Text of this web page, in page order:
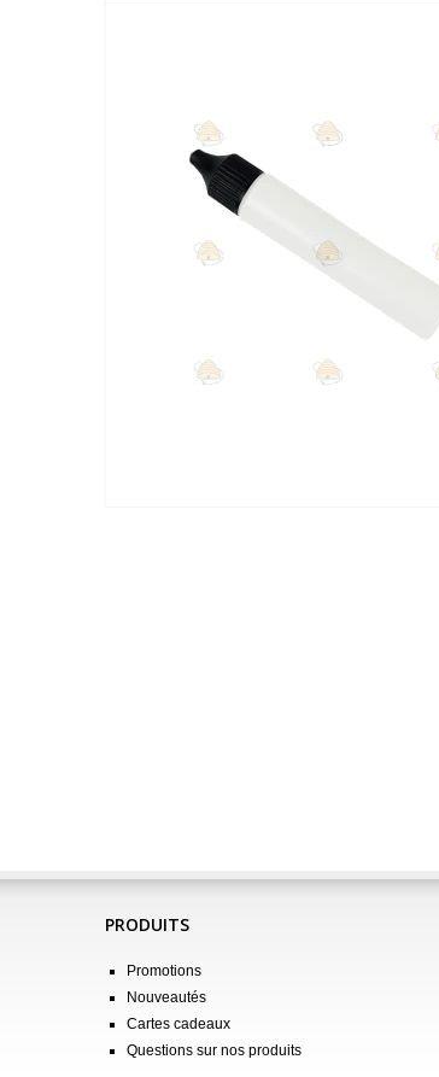
PRODUITS
Promotions
Nouveautés
Cartes cadeaux
Questions sur nos produits